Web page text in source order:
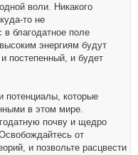
воли. Никакого
то не
благодатное поле
энергиям будут
постепенный, и будет
потенциалы, которые
в этом мире.
почву и щедро
от
и позвольте расцвести